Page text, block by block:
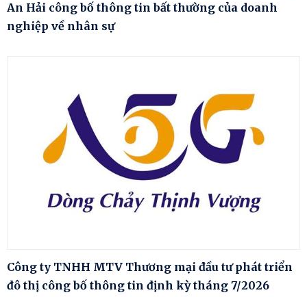
An Hải công bố thông tin bất thường của doanh
nghiệp về nhân sự
Công ty TNHH MTV Thương mại đầu tư phát triển
đô thị công bố thông tin định kỳ tháng 7/2026